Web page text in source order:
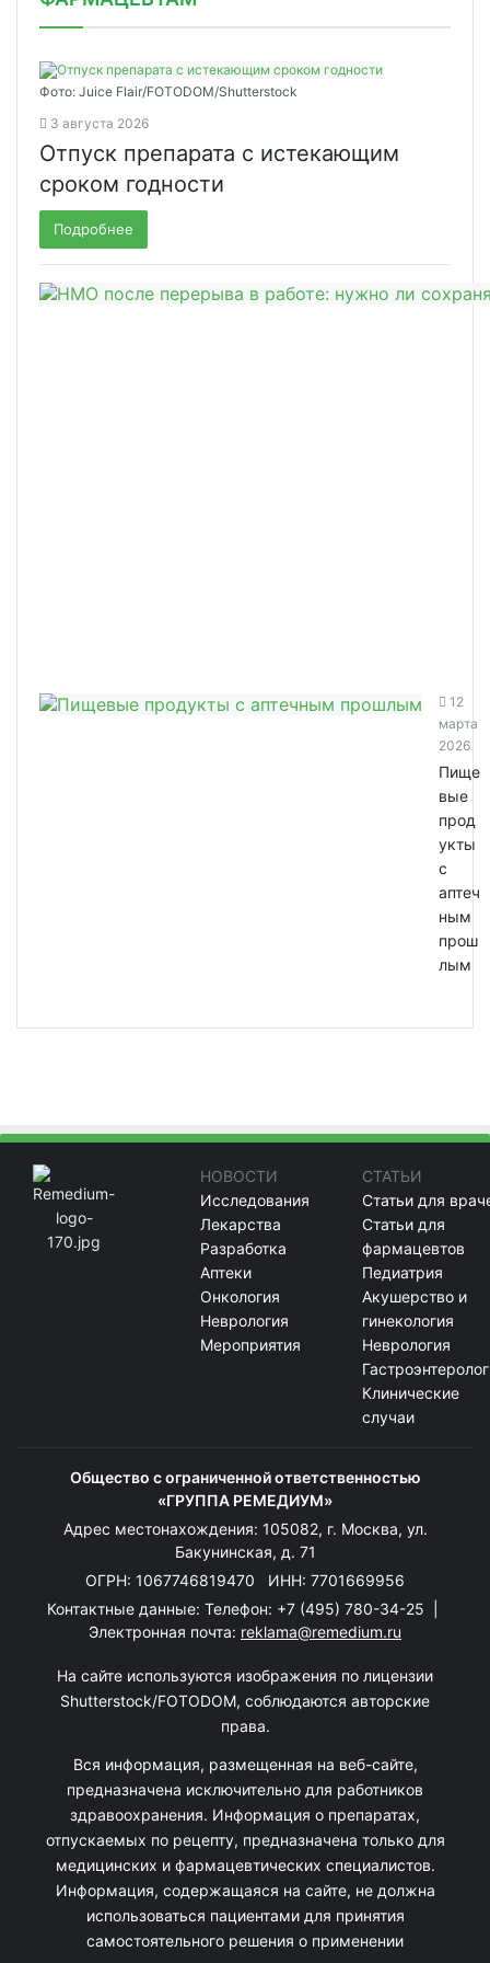
Фото: Juice Flair/FOTODOM/Shutterstoсk
3 августа 2026
Отпуск препарата с истекающим
сроком годности
Подробнее
12
марта
2026
Пище
вые
прод
укты
с
аптеч
ным
прош
лым
НОВОСТИ
Исследования
Лекарства
Разработка
Аптеки
Онкология
Неврология
Мероприятия
СТАТЬИ
Статьи для
Статьи для
фармацевтов
Педиатрия
Акушерство и
гинекология
Неврология
Клинические
случаи
Общество с ограниченной ответственностью
«ГРУППА РЕМЕДИУМ»
Адрес местонахождения: 105082, г. Москва, ул.
Бакунинская, д. 71
ОГРН: 1067746819470 ИНН: 7701669956
Контактные данные: Телефон: +7 (495) 780-34-25
Электронная почта: reklama@remedium.ru
На сайте используются изображения по лицензии
Shutterstock/FOTODOM, соблюдаются авторские
права.
Вся информация, размещенная на веб-сайте,
предназначена исключительно для работников
здравоохранения. Информация о препаратах,
отпускаемых по рецепту, предназначена только для
медицинских и фармацевтических специалистов.
Информация, содержащаяся на сайте, не должна
использоваться пациентами для принятия
самостоятельного решения о применении